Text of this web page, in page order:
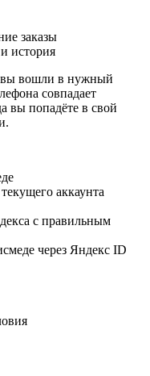
заказы
история
вы вошли в нужный
совпадает
вы попадёте в свой
аккаунта
с правильным
через Яндекс ID